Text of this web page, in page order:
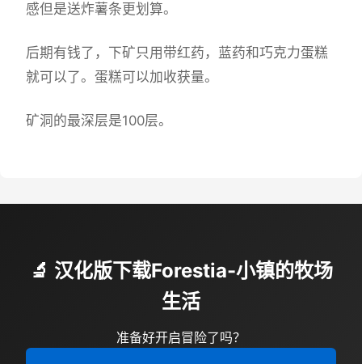
感但是送炸薯条更划算。
后期有钱了，下矿只用带红药，蓝药和巧克力蛋糕
就可以了。蛋糕可以加收获量。
矿洞的最深层是100层。
🔬 汉化版下载Forestia-小镇的牧场
生活
准备好开启冒险了吗？